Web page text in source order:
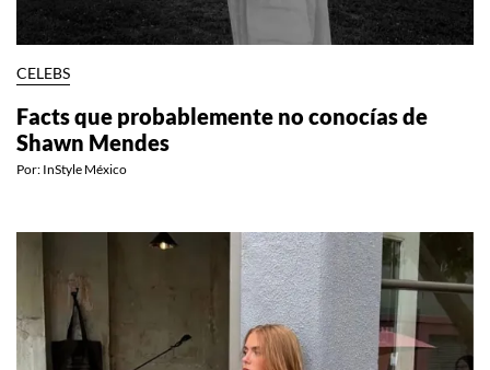
CELEBS
Facts que probablemente no conocías de
Shawn Mendes
Por: InStyle México